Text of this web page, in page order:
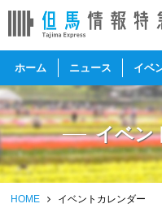
ホーム ニュース イベ
イベン
HOME イベントカレンダー